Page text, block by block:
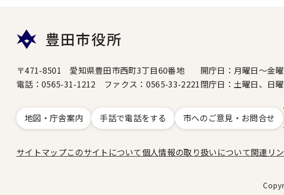
豊田市役所
〒471-8501 愛知県豊田市西町3丁目60番地
電話：0565-31-1212 ファクス：0565-33-2221
開庁日：月曜日～金
閉庁日：土曜日、日
地図・庁舎案内 手話で電話をする 市へのご意見・お問合せ
サイトマップこのサイトについて個人情報の取り扱いについて関連リ